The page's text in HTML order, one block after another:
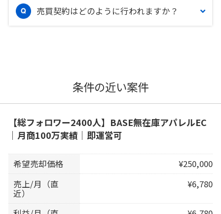
売買契約はどのように行われますか？
条件の近い案件
【総フォロワー2400人】BASE無在庫アパレルEC
｜月商100万実績｜即運営可
希望売却価格
¥250,000
売上/月（直
近）
¥6,780